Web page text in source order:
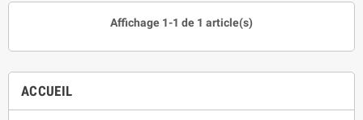
ACCUEIL
Affichage 1-1 de 1 article(s)